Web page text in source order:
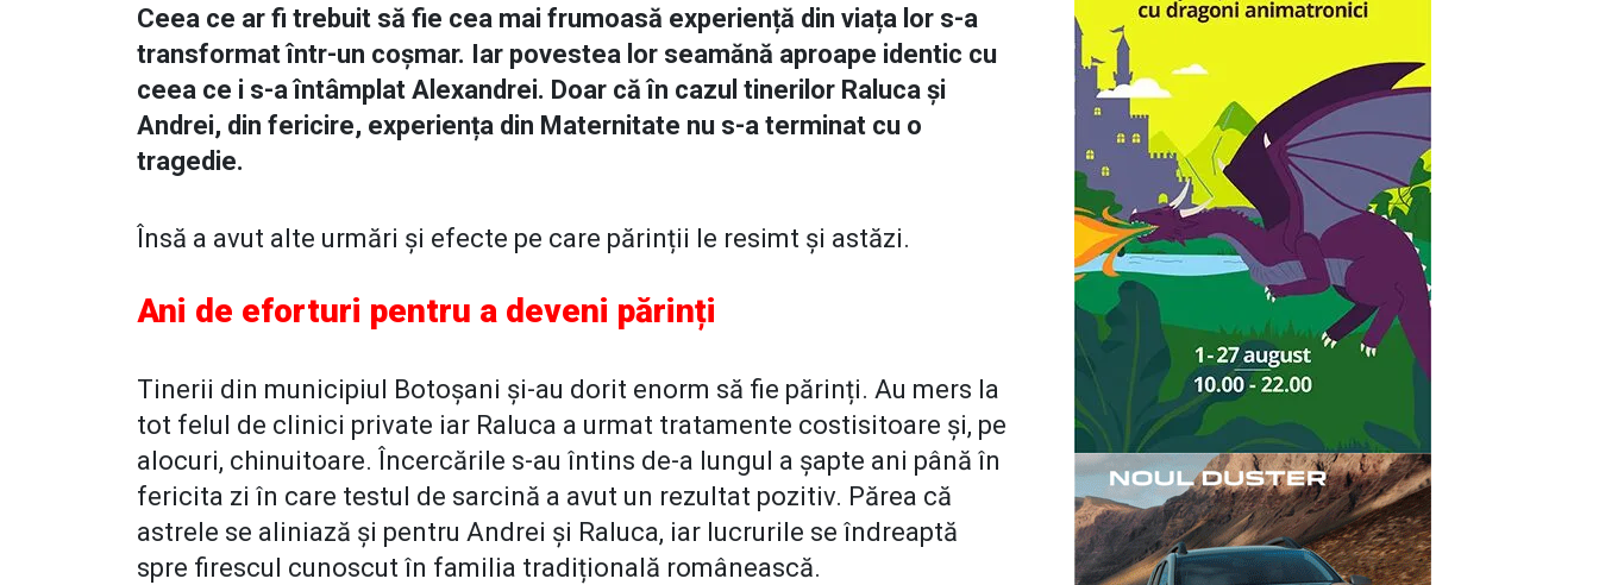
Ceea ce ar fi trebuit să fie cea mai frumoasă experiență din viața lor s-a
transformat într-un coșmar. Iar povestea lor seamănă aproape identic cu
ceea ce i s-a întâmplat Alexandrei. Doar că în cazul tinerilor Raluca și
Andrei, din fericire, experiența din Maternitate nu s-a terminat cu o
tragedie.
Însă a avut alte urmări și efecte pe care părinții le resimt și astăzi.
Ani de eforturi pentru a deveni părinți
Tinerii din municipiul Botoșani și-au dorit enorm să fie părinți. Au mers la
tot felul de clinici private iar Raluca a urmat tratamente costisitoare și, pe
alocuri, chinuitoare. Încercările s-au întins de-a lungul a șapte ani până în
fericita zi în care testul de sarcină a avut un rezultat pozitiv. Părea că
astrele se aliniază și pentru Andrei și Raluca, iar lucrurile se îndreaptă
spre firescul cunoscut în familia tradițională românească.